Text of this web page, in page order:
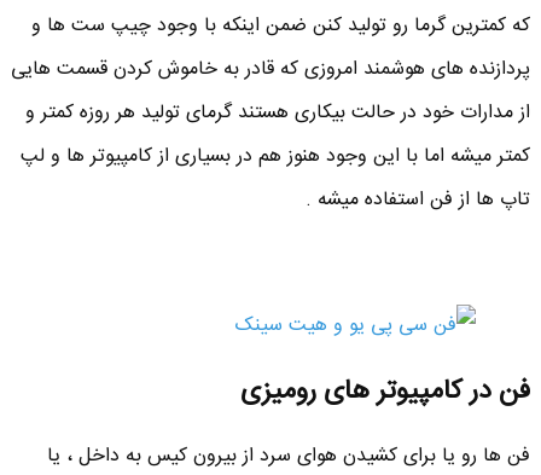
که کمترین گرما رو تولید کنن ضمن اینکه با وجود چیپ ست ها و
پردازنده های هوشمند امروزی که قادر به خاموش کردن قسمت هایی
از مدارات خود در حالت بیکاری هستند گرمای تولید هر روزه کمتر و
کمتر میشه اما با این وجود هنوز هم در بسیاری از کامپیوتر ها و لپ
تاپ ها از فن استفاده میشه .
فن در کامپیوتر های رومیزی
فن ها رو یا برای کشیدن هوای سرد از بیرون کیس به داخل ، یا